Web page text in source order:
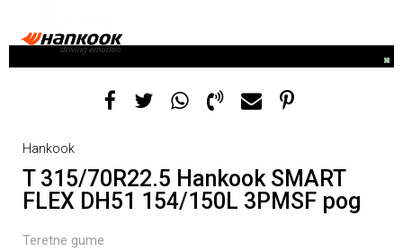
Hankook
T 315/70R22.5 Hankook SMART
FLEX DH51 154/150L 3PMSF pog
Teretne gume